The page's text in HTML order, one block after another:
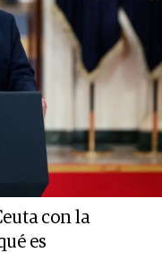
con la
es